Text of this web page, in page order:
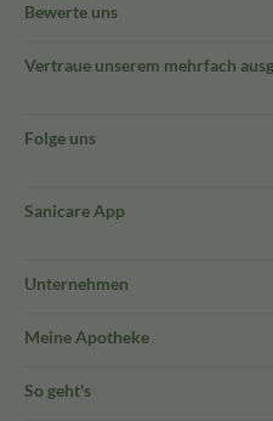
Bewerte uns
Vertraue unserem mehrfach
Folge uns
Sanicare App
Unternehmen
Meine Apotheke
So geht's